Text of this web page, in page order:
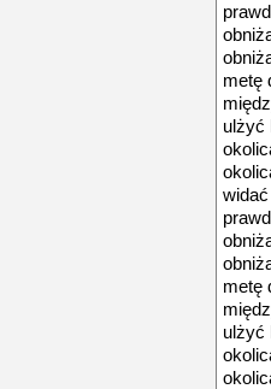
metę
ulżyć
metę
ulżyć